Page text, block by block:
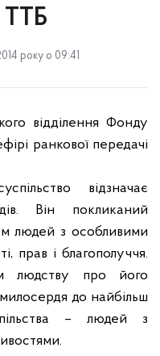
ТТБ
року о 09:41
відділення Фонду
ранкової передачі
відзначає
Він покликаний
людей з особливими
прав і благополуччя.
людству про його
до найбільш
– людей з